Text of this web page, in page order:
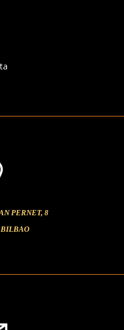
PERNET, 8
BILBAO